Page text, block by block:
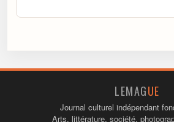
LEMAGUE
Journal culturel indépendant
Arts, littérature, société,